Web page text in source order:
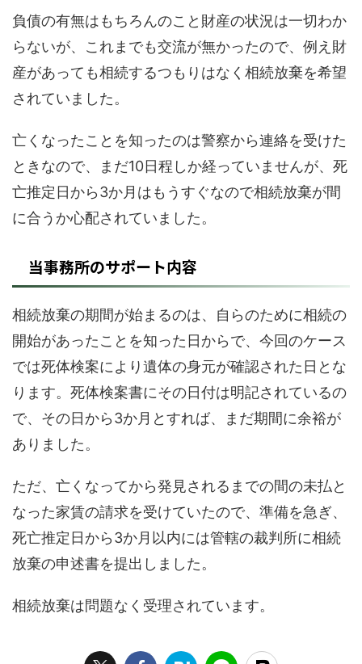
負債の有無はもちろんのこと財産の状況は一切わか
らないが、これまでも交流が無かったので、例え財
産があっても相続するつもりはなく相続放棄を希望
されていました。
亡くなったことを知ったのは警察から連絡を受けた
ときなので、まだ10日程しか経っていませんが、死
亡推定日から3か月はもうすぐなので相続放棄が間
に合うか心配されていました。
当事務所のサポート内容
相続放棄の期間が始まるのは、自らのために相続の
開始があったことを知った日からで、今回のケース
では死体検案により遺体の身元が確認された日とな
ります。死体検案書にその日付は明記されているの
で、その日から3か月とすれば、まだ期間に余裕が
ありました。
ただ、亡くなってから発見されるまでの間の未払と
なった家賃の請求を受けていたので、準備を急ぎ、
死亡推定日から3か月以内には管轄の裁判所に相続
放棄の申述書を提出しました。
相続放棄は問題なく受理されています。